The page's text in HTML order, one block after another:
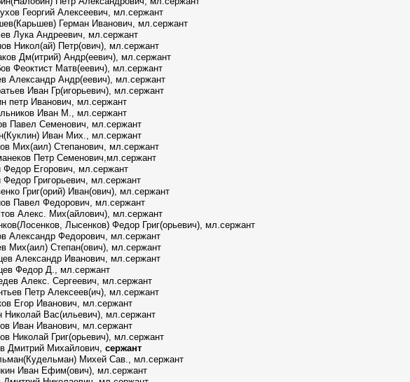
Георгий Алексеевич, мл.сержант
Герман Иванович, мл.сержант
Лука Андреевич, мл.сержант
Никол(ай) Петр(ович), мл.сержант
Дм(итрий) Андр(еевич), мл.сержант
Феоктист Матв(еевич), мл.сержант
Александр Андр(еевич), мл.сержант
Иван Гр(игорьевич), мл.сержант
петр Иванович, мл.сержант
Иван М., мл.сержант
Павел Семенович, мл.сержант
Иван Мих., мл.сержант
Мих(аил) Степанович, мл.сержант
Петр Семенович,мл.сержант
Егорович, мл.сержант
Григорьевич, мл.сержант
Григ(орий) Иван(ович), мл.сержант
Павел Федорович, мл.сержант
Алекс. Мих(айлович), мл.сержант
Лысенков) Федор Григ(орьевич), мл.сержант
Александр Федорович, мл.сержант
Мих(аил) Степан(ович), мл.сержант
Александр Иванович, мл.сержант
Федор Д., мл.сержант
Алекс. Сергеевич, мл.сержант
Петр Алексеев(ич), мл.сержант
Егор Иванович, мл.сержант
Вас(ильевич), мл.сержант
Иван Иванович, мл.сержант
Николай Григ(орьевич), мл.сержант
Дмитрий Михайлович, сержант
Михей Сав., мл.сержант
Иван Ефим(ович), мл.сержант